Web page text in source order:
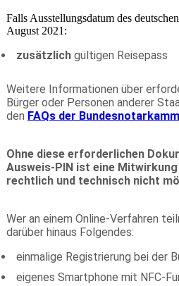
Falls Ausstellungsdatum des
August 2021:
zusätzlichgültigen Reisepass
Weitere Informationen über
Bürger oder Personen anderer
den FAQs der
Ohne diese erforderlichen
Ausweis-PIN ist eine
rechtlich und technisch nicht
Wer an einem Online-Verfahren
darüber hinaus Folgendes:
einmalige Registrierung bei der
eigenes Smartphone mit NFC-